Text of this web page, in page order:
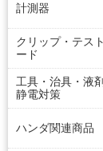
計測器
クリップ・テス
ード
工具・治具・液
静電対策
ハンダ関連商品